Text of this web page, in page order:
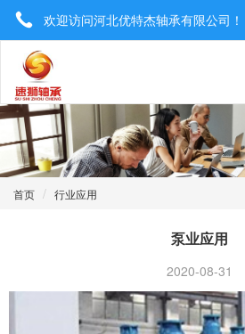
欢迎访问河北优特杰轴承有限公司！
0319-8577222 / 13930921506
首页 行业应用
泵业应用
2020-08-31